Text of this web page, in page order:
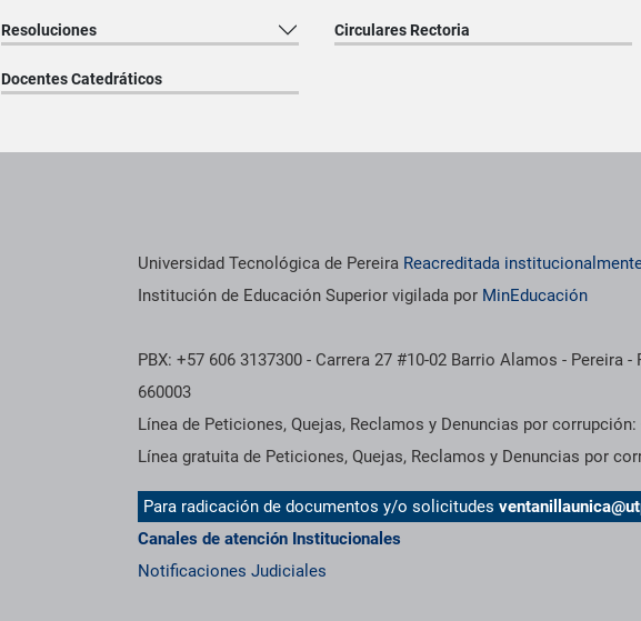
Resoluciones Circulares Rectoria
Docentes Catedráticos
Información institucional
Universidad Tecnológica de Pereira Reacreditada
Institución de Educación Superior vigilada por MinEducación
PBX: +57 606 3137300 - Carrera 27 #10-02 Barrio Alamos - Pereira
660003
Línea de Peticiones, Quejas, Reclamos y Denuncias por corrupción:
Línea gratuita de Peticiones, Quejas, Reclamos y Denuncias por
Para radicación de documentos y/o solicitudes
Canales de atención Institucionales
Notificaciones Judiciales